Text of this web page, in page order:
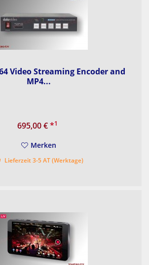
Video Streaming Encoder and
MP4...
695,00 €*1
Merken
Lieferzeit 3-5 AT (Werktage)